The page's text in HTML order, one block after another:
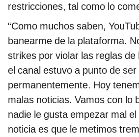
restricciones, tal como lo
“Como muchos saben,
banearme de la plataforma.
strikes por violar las reglas de
el canal estuvo a punto de
permanentemente. Hoy
malas noticias. Vamos con lo
nadie le gusta empezar mal
noticia es que le metimos